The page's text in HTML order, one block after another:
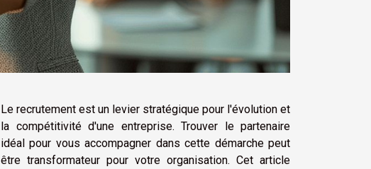
Le recrutement est un levier stratégique pour l'évolution et
la compétitivité d'une entreprise. Trouver le partenaire
idéal pour vous accompagner dans cette démarche peut
être transformateur pour votre organisation. Cet article